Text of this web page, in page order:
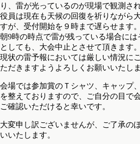
り、雷が光っているのが現場で観測さ
役員は現在も天候の回復を祈りながら
すが、受付開始を９時まで遅らせます。
朝9時の時点で雷が残っている場合に
としても、大会中止とさせて頂きます。
現状の雷予報においては厳しい情況に
ただきますようよろしくお願いいたしま
会場では参加賞のＴシャツ、キャップ
を整えておりますので、ご自分の目で
ご確認いただけると幸いです。
大変申し訳ございませんが、ご了承の
いいたします。